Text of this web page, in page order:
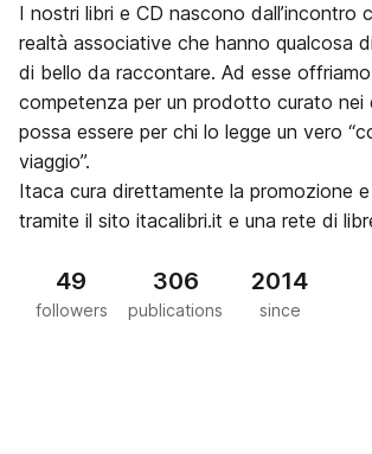
I nostri libri e CD nascono dall’incontro
realtà associative che hanno qualcosa
di bello da raccontare. Ad esse
competenza per un prodotto curato nei
possa essere per chi lo legge un vero
viaggio”.
Itaca cura direttamente la promozione
tramite il sito itacalibri.it e una rete di
49
followers
306
publications
2014
since